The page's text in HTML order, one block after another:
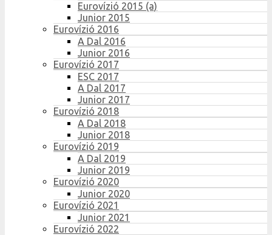
Eurovízió 2015 (a)
Junior 2015
Eurovízió 2016
A Dal 2016
Junior 2016
Eurovízió 2017
ESC 2017
A Dal 2017
Junior 2017
Eurovízió 2018
A Dal 2018
Junior 2018
Eurovízió 2019
A Dal 2019
Junior 2019
Eurovízió 2020
Junior 2020
Eurovízió 2021
Junior 2021
Eurovízió 2022